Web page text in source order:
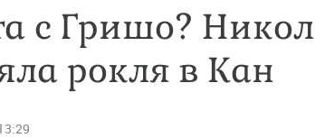
с Гришо? Никол
рокля в Кан